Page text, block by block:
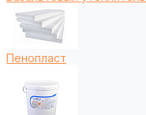
Пенопласт